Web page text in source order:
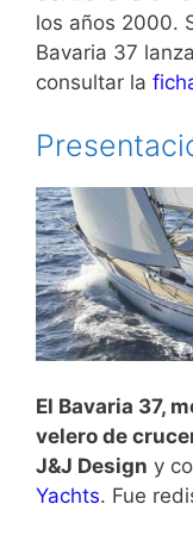
los años 2000.
Bavaria 37
consultar la
El Bavaria 37,
velero de
J&J Design y
Yachts. Fue